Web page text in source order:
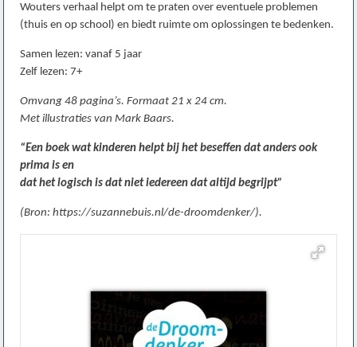
Wouters verhaal helpt om te praten over eventuele problemen
(thuis en op school) en biedt ruimte om oplossingen te bedenken.
Samen lezen: vanaf 5 jaar
Zelf lezen: 7+
Omvang 48 pagina’s. Formaat 21 x 24 cm.
Met illustraties van Mark Baars.
“Een boek wat kinderen helpt bij het beseffen dat anders ook
prima is en
dat het logisch is dat niet iedereen dat altijd begrijpt”
(Bron: https://suzannebuis.nl/de-droomdenker/).